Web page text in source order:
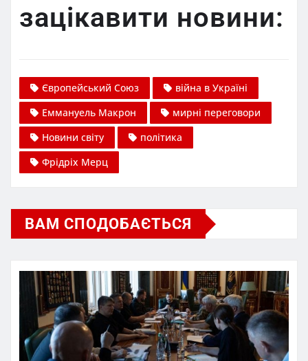
зацікавити новини:
Європейський Союз
війна в Україні
Еммануель Макрон
мирні переговори
Новини світу
політика
Фрідріх Мерц
ВАМ СПОДОБАЄТЬСЯ